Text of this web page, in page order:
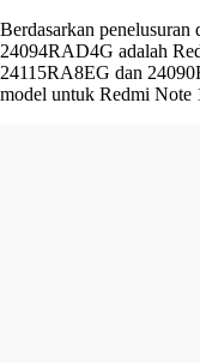
Berdasarkan
24094RAD4G adalah
24115RA8EG dan
model untuk Redmi Note